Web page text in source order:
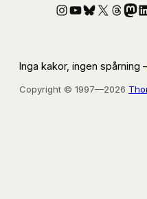
Instagram
YouTube
Bluesky
X
Inga kakor, ingen spårning –
Copyright © 1997—2026